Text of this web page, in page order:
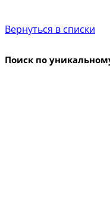
Вернуться в списки
Поиск по